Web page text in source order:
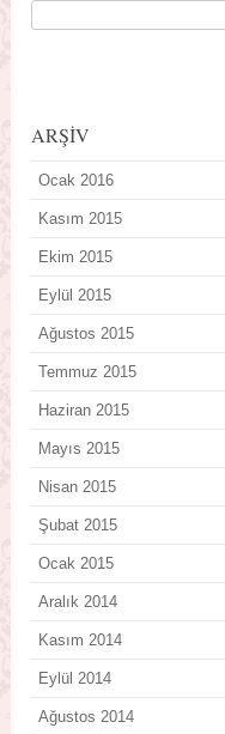
ARŞİV
Ocak 2016
Kasım 2015
Ekim 2015
Eylül 2015
Ağustos 2015
Temmuz 2015
Haziran 2015
Mayıs 2015
Nisan 2015
Şubat 2015
Ocak 2015
Aralık 2014
Kasım 2014
Eylül 2014
Ağustos 2014